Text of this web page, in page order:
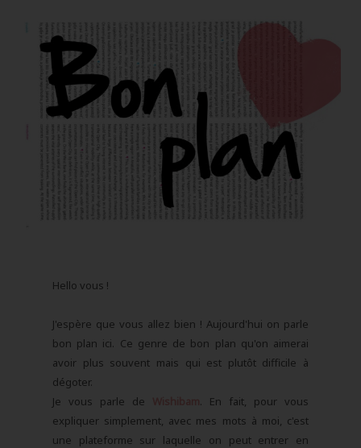
Hello vous !
J'espère que vous allez bien ! Aujourd'hui on parle
bon plan ici. Ce genre de bon plan qu'on aimerai
avoir plus souvent mais qui est plutôt difficile à
dégoter.
Je vous parle de
. En fait, pour vous
expliquer simplement, avec mes mots à moi, c'est
une plateforme sur laquelle on peut entrer en